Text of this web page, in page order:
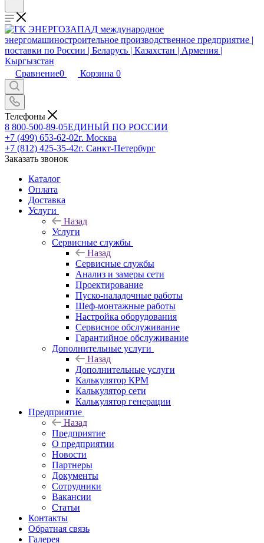
Сравнение0 Корзина 0
Телефоны
8 800-500-89-05ЕДИНЫЙ ПО РОССИИ
+7 (499) 653-62-02г. Москва
+7 (812) 425-35-42г. Санкт-Петербург
Заказать звонок
Каталог
Оплата
Доставка
Услуги
Назад
Услуги
Сервисные службы
Назад
Сервисные службы
Анализ и замеры сети
Проектирование
Пуско-наладочные работы
Шеф-монтажные работы
Настройка оборудования
Сервисное обслуживание
Гарантийное обслуживание
Дополнительные услуги
Назад
Дополнительные услуги
Калькулятор КРМ
Калькулятор сети
Калькулятор генерации
Предприятие
Назад
Предприятие
О предприятии
Новости
Партнеры
Документы
Сотрудники
Вакансии
Статьи
Контакты
Обратная связь
Галерея